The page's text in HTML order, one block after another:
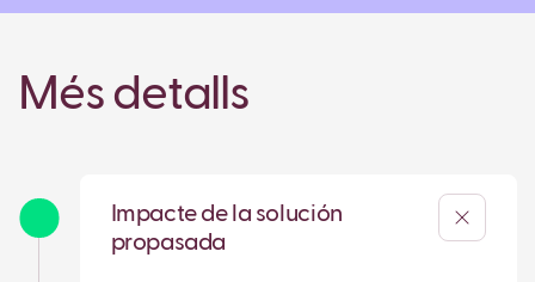
Més detalls
Impacte de la solución
propasada